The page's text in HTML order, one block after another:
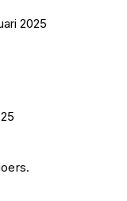
2025